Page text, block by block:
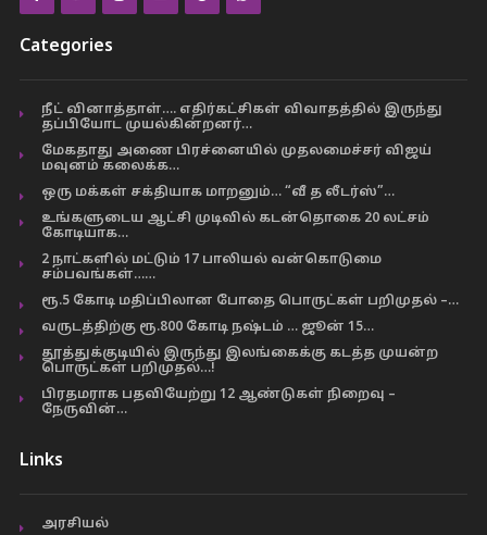
Categories
நீட் வினாத்தாள்…. எதிர்கட்சிகள் விவாதத்தில் இருந்து
தப்பியோட முயல்கின்றனர்…
மேகதாது அணை பிரச்னையில் முதலமைச்சர் விஜய்
மவுனம் கலைக்க…
ஒரு மக்கள் சக்தியாக மாறனும்… “வீ த லீடர்ஸ்”…
உங்களுடைய ஆட்சி முடிவில் கடன்தொகை 20 லட்சம்
கோடியாக…
2 நாட்களில் மட்டும் 17 பாலியல் வன்கொடுமை
சம்பவங்கள்……
ரூ.5 கோடி மதிப்பிலான போதை பொருட்கள் பறிமுதல் –…
வருடத்திற்கு ரூ.800 கோடி நஷ்டம் … ஜூன் 15…
தூத்துக்குடியில் இருந்து இலங்கைக்கு கடத்த முயன்ற
பொருட்கள் பறிமுதல்…!
பிரதமராக பதவியேற்று 12 ஆண்டுகள் நிறைவு –
நேருவின்…
Links
அரசியல்